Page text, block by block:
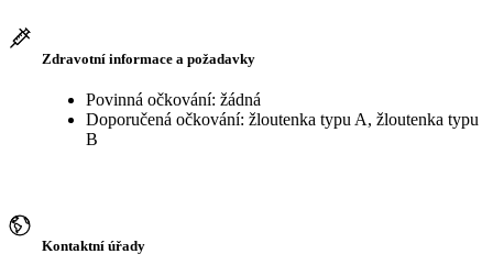
Zdravotní informace a požadavky
Povinná očkování: žádná
Doporučená očkování: žloutenka typu A, žloutenka typu
B
Kontaktní úřady